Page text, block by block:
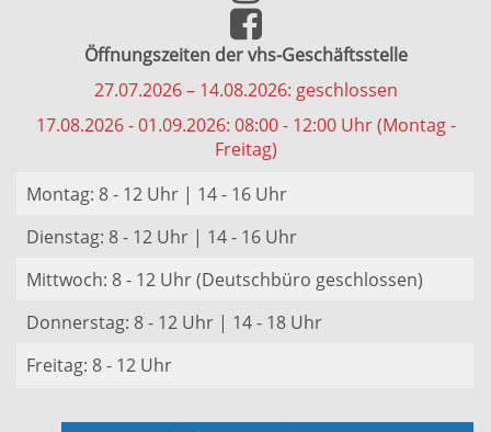
Öffnungszeiten der vhs-Geschäftsstelle
27.07.2026 – 14.08.2026: geschlossen
17.08.2026 - 01.09.2026: 08:00 - 12:00 Uhr (Montag -
Freitag)
Montag: 8 - 12 Uhr | 14 - 16 Uhr
Dienstag: 8 - 12 Uhr | 14 - 16 Uhr
Mittwoch: 8 - 12 Uhr (Deutschbüro geschlossen)
Donnerstag: 8 - 12 Uhr | 14 - 18 Uhr
Freitag: 8 - 12 Uhr